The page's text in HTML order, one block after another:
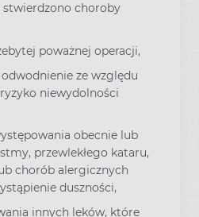
stwierdzono choroby
poważnej operacji,
ze względu
niewydolności
obecnie lub
przewlekłego kataru,
chorób alergicznych
duszności,
innych leków, które